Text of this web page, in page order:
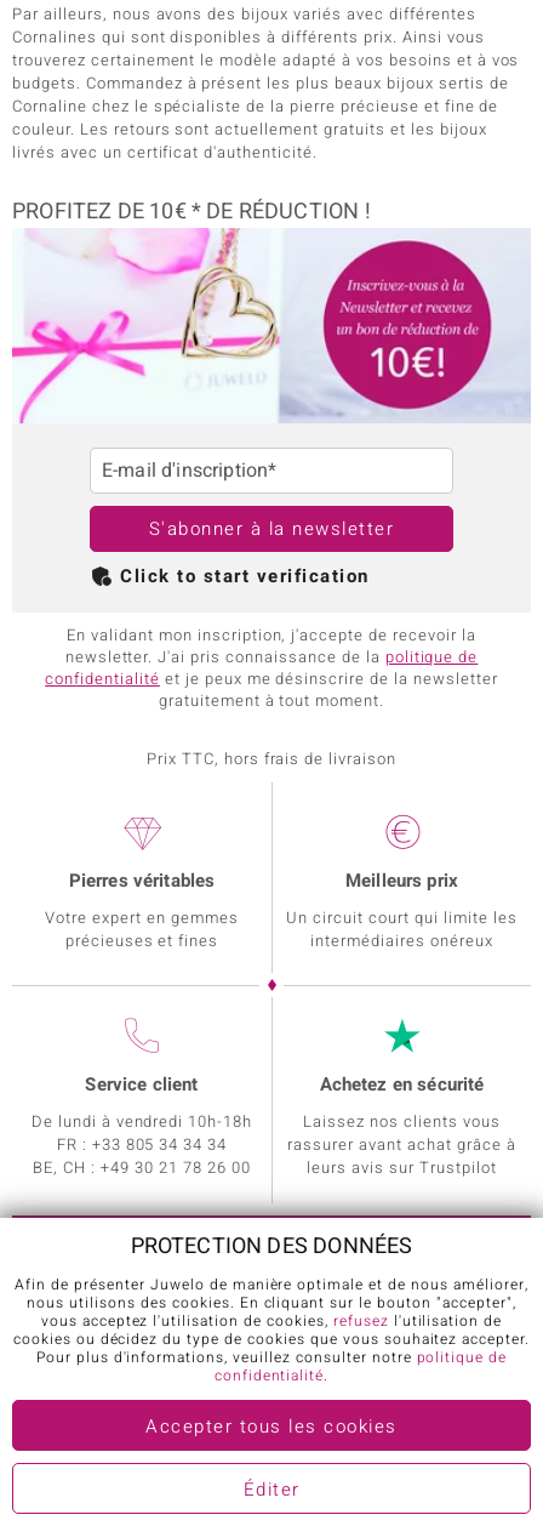
Par ailleurs, nous avons des bijoux variés avec différentes
Cornalines qui sont disponibles à différents prix. Ainsi vous
trouverez certainement le modèle adapté à vos besoins et à vos
budgets. Commandez à présent les plus beaux bijoux sertis de
Cornaline chez le spécialiste de la pierre précieuse et fine de
couleur. Les retours sont actuellement gratuits et les bijoux
livrés avec un certificat d'authenticité.
PROFITEZ DE 10€ * DE RÉDUCTION !
E-mail d'inscription*
S'abonner à la newsletter
Click to start verification
En validant mon inscription, j'accepte de recevoir la
newsletter. J'ai pris connaissance de la politique de
confidentialité et je peux me désinscrire de la newsletter
gratuitement à tout moment.
Prix TTC, hors frais de livraison
Pierres véritables
Votre expert en gemmes
précieuses et fines
Meilleurs prix
Un circuit court qui limite les
intermédiaires onéreux
Service client
De lundi à vendredi 10h-18h
FR : +33 805 34 34 34
BE, CH : +49 30 21 78 26 00
Achetez en sécurité
Laissez nos clients vous
rassurer avant achat grâce à
leurs avis sur Trustpilot
Service clients
Comment commander
Certificat d'authenticité
Cadeaux de bienvenue
Information sur l'expédition
A propos de Juwelo
Nos experts
Application mobile
Le Blog: Le Monde des Pierres
PROTECTION DES DONNÉES
Afin de présenter Juwelo de manière optimale et de nous améliorer,
nous utilisons des cookies. En cliquant sur le bouton "accepter",
vous acceptez l'utilisation de cookies, refusez l'utilisation de
cookies ou décidez du type de cookies que vous souhaitez accepter.
Pour plus d'informations, veuillez consulter notre politique de
confidentialité.
Accepter tous les cookies
Éditer